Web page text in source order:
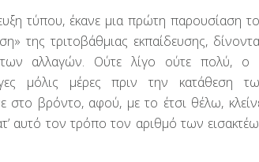
τύπου, έκανε μια πρώτη παρουσίαση
της τριτοβάθμιας εκπαίδευσης,
αλλαγών. Ούτε λίγο ούτε πολύ, ο
μόλις μέρες πριν την κατάθεση
βρόντο, αφού, με το έτσι θέλω,
αυτό τον τρόπο τον αριθμό των